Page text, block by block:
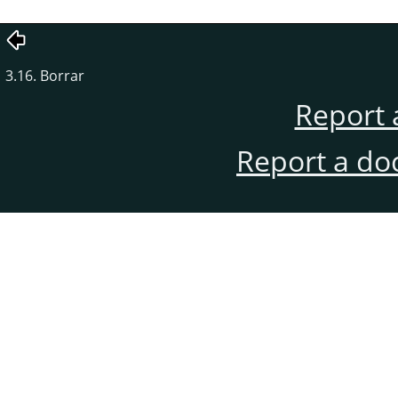
3.16. Borrar
Report
Report a